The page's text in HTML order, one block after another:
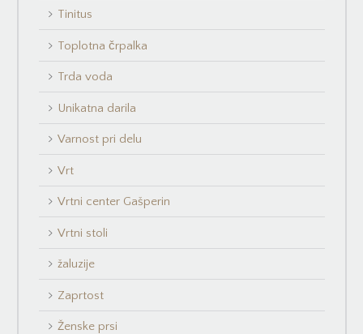
Tinitus
Toplotna črpalka
Trda voda
Unikatna darila
Varnost pri delu
Vrt
Vrtni center Gašperin
Vrtni stoli
žaluzije
Zaprtost
Ženske prsi